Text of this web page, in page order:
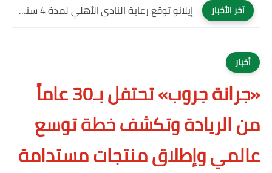
آخر الأخبار إيلانو توقع رعاية النادي الأهلي لمدة 4 سنوات وتصبح العلامة...
أخبار
«جرانة جروب» تحتفل بـ30 عاماً
من الريادة وتكشف خطة توسع
عالمي وإطلاق منتجات مستدامة